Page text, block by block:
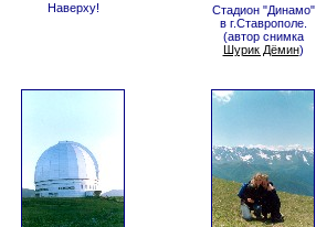
Наверху!
Стадион "Динамо"
в г.Ставрополе.
(автор снимка
Шурик Дёмин)